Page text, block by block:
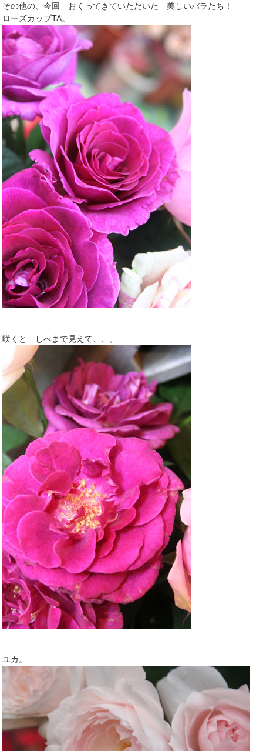
その他の、今回 おくってきていただいた 美しいバラたち！
ローズカップTA。
咲くと しべまで見えて、、。
ユカ。